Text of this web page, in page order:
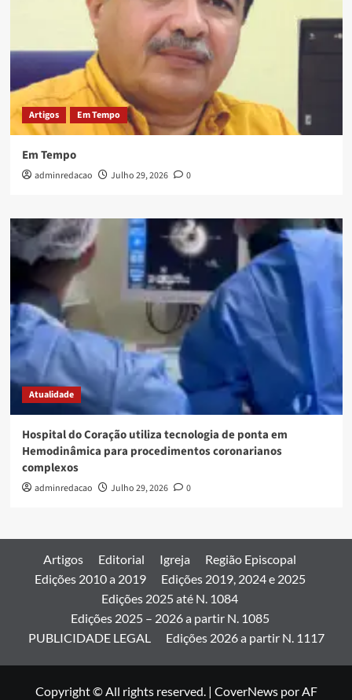
Artigos Em Tempo
Em Tempo
adminredacao Julho 29, 2026 0
Atualidade
Hospital do Coração utiliza tecnologia de ponta em
Hemodinâmica para procedimentos coronarianos
complexos
adminredacao Julho 29, 2026 0
Artigos Editorial Igreja
Região Episcopal
Edições 2010 a 2019
Edições 2019, 2024 e 2025
Edições 2025 até N. 1084
Edições 2025 – 2026 a partir N. 1085
PUBLICIDADE LEGAL
Edições 2026 a partir N. 1117
Copyright © All rights reserved. | CoverNewspor AF